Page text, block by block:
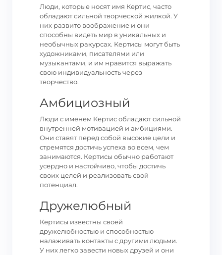
Люди, которые носят имя Кертис, часто
обладают сильной творческой жилкой. У
них развито воображение и они
способны видеть мир в уникальных и
необычных ракурсах. Кертисы могут быть
художниками, писателями или
музыкантами, и им нравится выражать
свою индивидуальность через
творчество.
Амбициозный
Люди с именем Кертис обладают сильной
внутренней мотивацией и амбициями.
Они ставят перед собой высокие цели и
стремятся достичь успеха во всем, чем
занимаются. Кертисы обычно работают
усердно и настойчиво, чтобы достичь
своих целей и реализовать свой
потенциал.
Дружелюбный
Кертисы известны своей
дружелюбностью и способностью
налаживать контакты с другими людьми.
У них легко завести новых друзей и они